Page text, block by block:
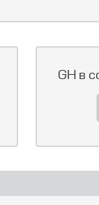
GH в